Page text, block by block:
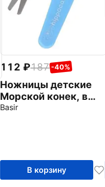
112 187 -40%
Ножницы детские
Морской конек, в
ассортименте
Basir
В корзину